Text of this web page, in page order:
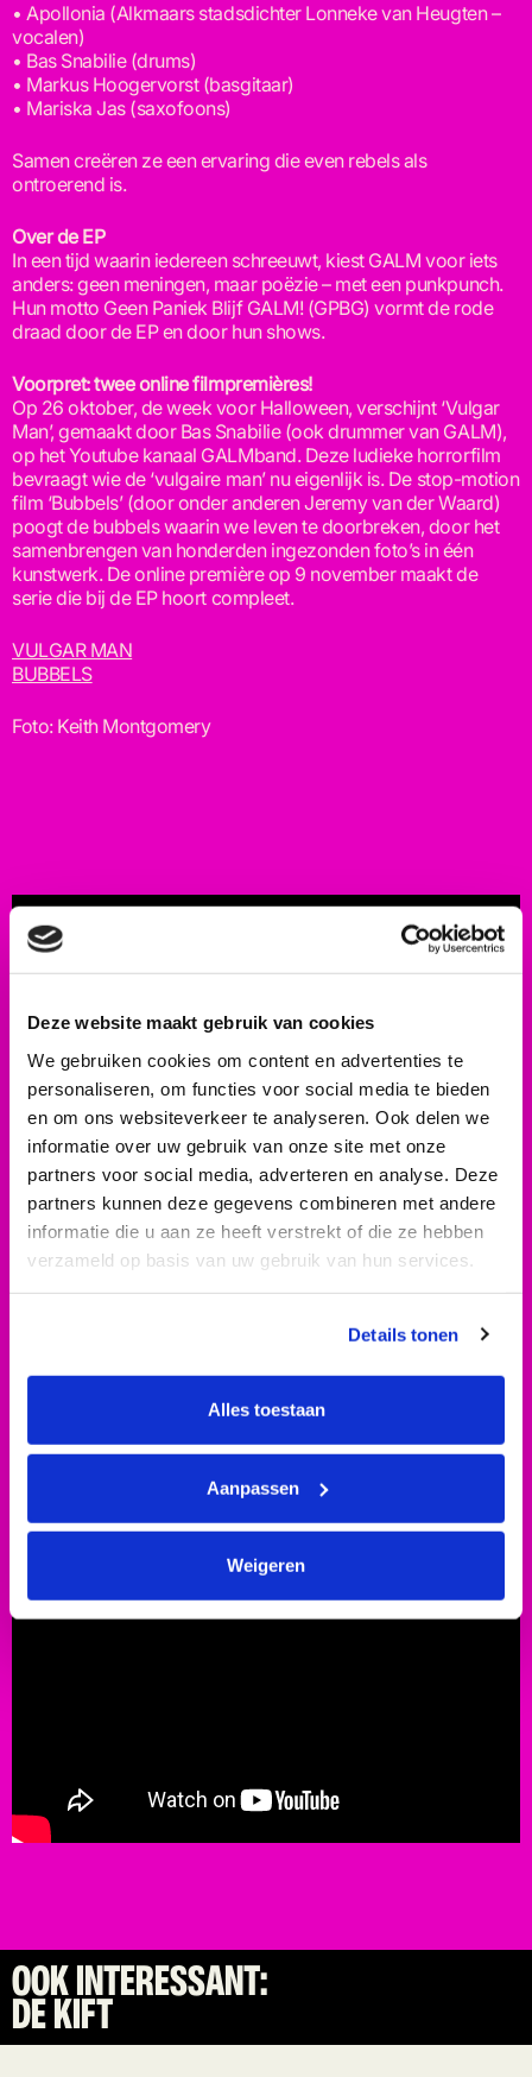
Deze website maakt gebruik van cookies
We gebruiken cookies om content en advertenties te
personaliseren, om functies voor social media te bieden
en om ons websiteverkeer te analyseren. Ook delen we
informatie over uw gebruik van onze site met onze
partners voor social media, adverteren en analyse. Deze
partners kunnen deze gegevens combineren met andere
informatie die u aan ze heeft verstrekt of die ze hebben
verzameld op basis van uw gebruik van hun services.
Details tonen
Alles toestaan
Aanpassen
Weigeren
• Apollonia (Alkmaars stadsdichter Lonneke van Heugten –
vocalen)
• Bas Snabilie (drums)
• Markus Hoogervorst (basgitaar)
• Mariska Jas (saxofoons)
Samen creëren ze een ervaring die even rebels als
ontroerend is.
Over de EP
In een tijd waarin iedereen schreeuwt, kiest GALM voor iets
anders: geen meningen, maar poëzie – met een punkpunch.
Hun motto Geen Paniek Blijf GALM! (GPBG) vormt de rode
draad door de EP en door hun shows.
Voorpret: twee online filmpremières!
Op 26 oktober, de week voor Halloween, verschijnt ‘Vulgar
Man’, gemaakt door Bas Snabilie (ook drummer van GALM),
op het Youtube kanaal GALMband. Deze ludieke horrorfilm
bevraagt wie de ‘vulgaire man’ nu eigenlijk is. De stop-motion
film ‘Bubbels’ (door onder anderen Jeremy van der Waard)
poogt de bubbels waarin we leven te doorbreken, door het
samenbrengen van honderden ingezonden foto’s in één
kunstwerk. De online première op 9 november maakt de
serie die bij de EP hoort compleet.
VULGAR MAN
BUBBELS
Foto: Keith Montgomery
OOK INTERESSANT:
DE KIFT